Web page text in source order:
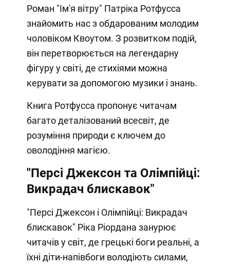
Роман "Ім'я вітру" Патріка Ротфусса
знайомить нас з обдарованим молодим
чоловіком Квоутом. З розвитком подій,
він перетворюється на легендарну
фігуру у світі, де стихіями можна
керувати за допомогою музики і знань.
Книга Ротфусса пропонує читачам
багато деталізований всесвіт, де
розуміння природи є ключем до
оволодіння магією.
"Персі Джексон та Олімпійці:
Викрадач блискавок"
"Персі Джексон і Олімпійці: Викрадач
блискавок" Ріка Ріордана занурює
читачів у світ, де грецькі боги реальні, а
їхні діти-напівбоги володіють силами,